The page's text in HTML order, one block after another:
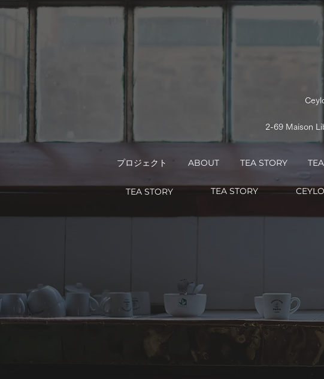
2-69 Maison
プロジェクト ABOUT TEA STORY
TEA STORY TEA STORY